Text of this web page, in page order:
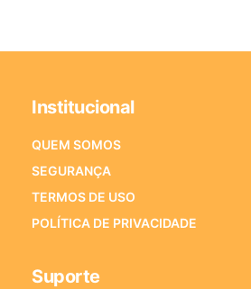
Institucional
QUEM SOMOS
SEGURANÇA
TERMOS DE USO
POLÍTICA DE PRIVACIDADE
Suporte